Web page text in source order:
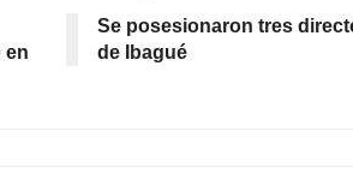
en
Se posesionaron tres
de Ibagué